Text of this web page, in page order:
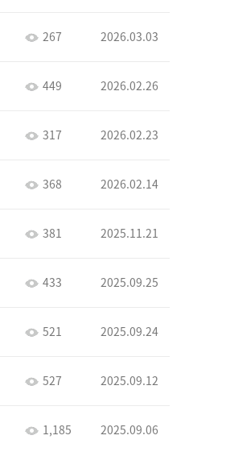
267 2026.03.03
449 2026.02.26
317 2026.02.23
368 2026.02.14
381 2025.11.21
433 2025.09.25
521 2025.09.24
527 2025.09.12
1,185 2025.09.06